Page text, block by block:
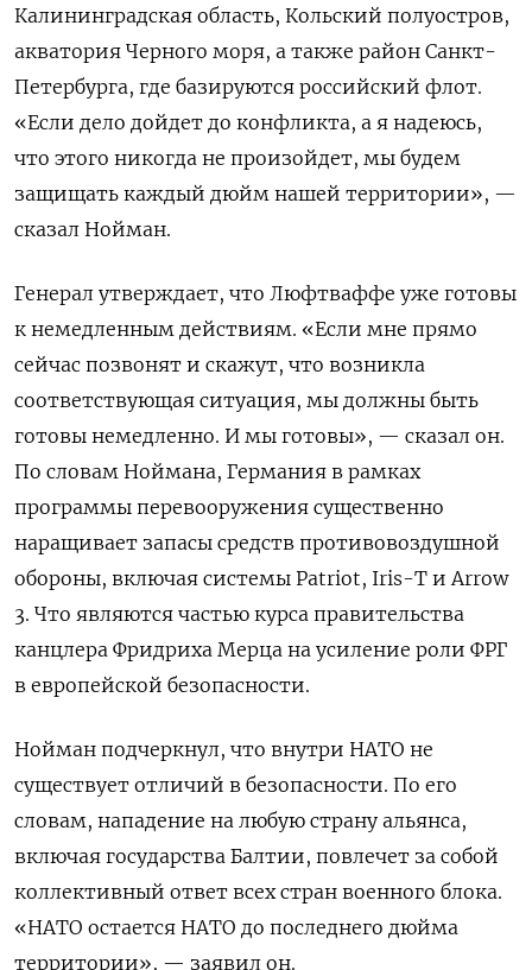
Калининградская область, Кольский полуостров,
акватория Черного моря, а также район Санкт-
Петербурга, где базируются российский флот.
«Если дело дойдет до конфликта, а я надеюсь,
что этого никогда не произойдет, мы будем
защищать каждый дюйм нашей территории», —
сказал Нойман.
Генерал утверждает, что Люфтваффе уже готовы
к немедленным действиям. «Если мне прямо
сейчас позвонят и скажут, что возникла
соответствующая ситуация, мы должны быть
готовы немедленно. И мы готовы», — сказал он.
По словам Ноймана, Германия в рамках
программы перевооружения существенно
наращивает запасы средств противовоздушной
обороны, включая системы Patriot, Iris-T и Arrow
3. Что являются частью курса правительства
канцлера Фридриха Мерца на усиление роли ФРГ
в европейской безопасности.
Нойман подчеркнул, что внутри НАТО не
существует отличий в безопасности. По его
словам, нападение на любую страну альянса,
включая государства Балтии, повлечет за собой
коллективный ответ всех стран военного блока.
«НАТО остается НАТО до последнего дюйма
территории», — заявил он.